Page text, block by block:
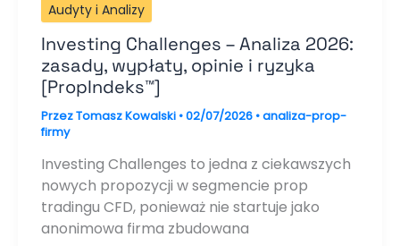
Audyty i Analizy
Investing Challenges – Analiza 2026:
zasady, wypłaty, opinie i ryzyka
[PropIndeks™]
PrzezTomasz Kowalski •02/07/2026 •analiza-prop-
firmy
Investing Challenges to jedna z ciekawszych
nowych propozycji w segmencie prop
tradingu CFD, ponieważ nie startuje jako
anonimowa firma zbudowana